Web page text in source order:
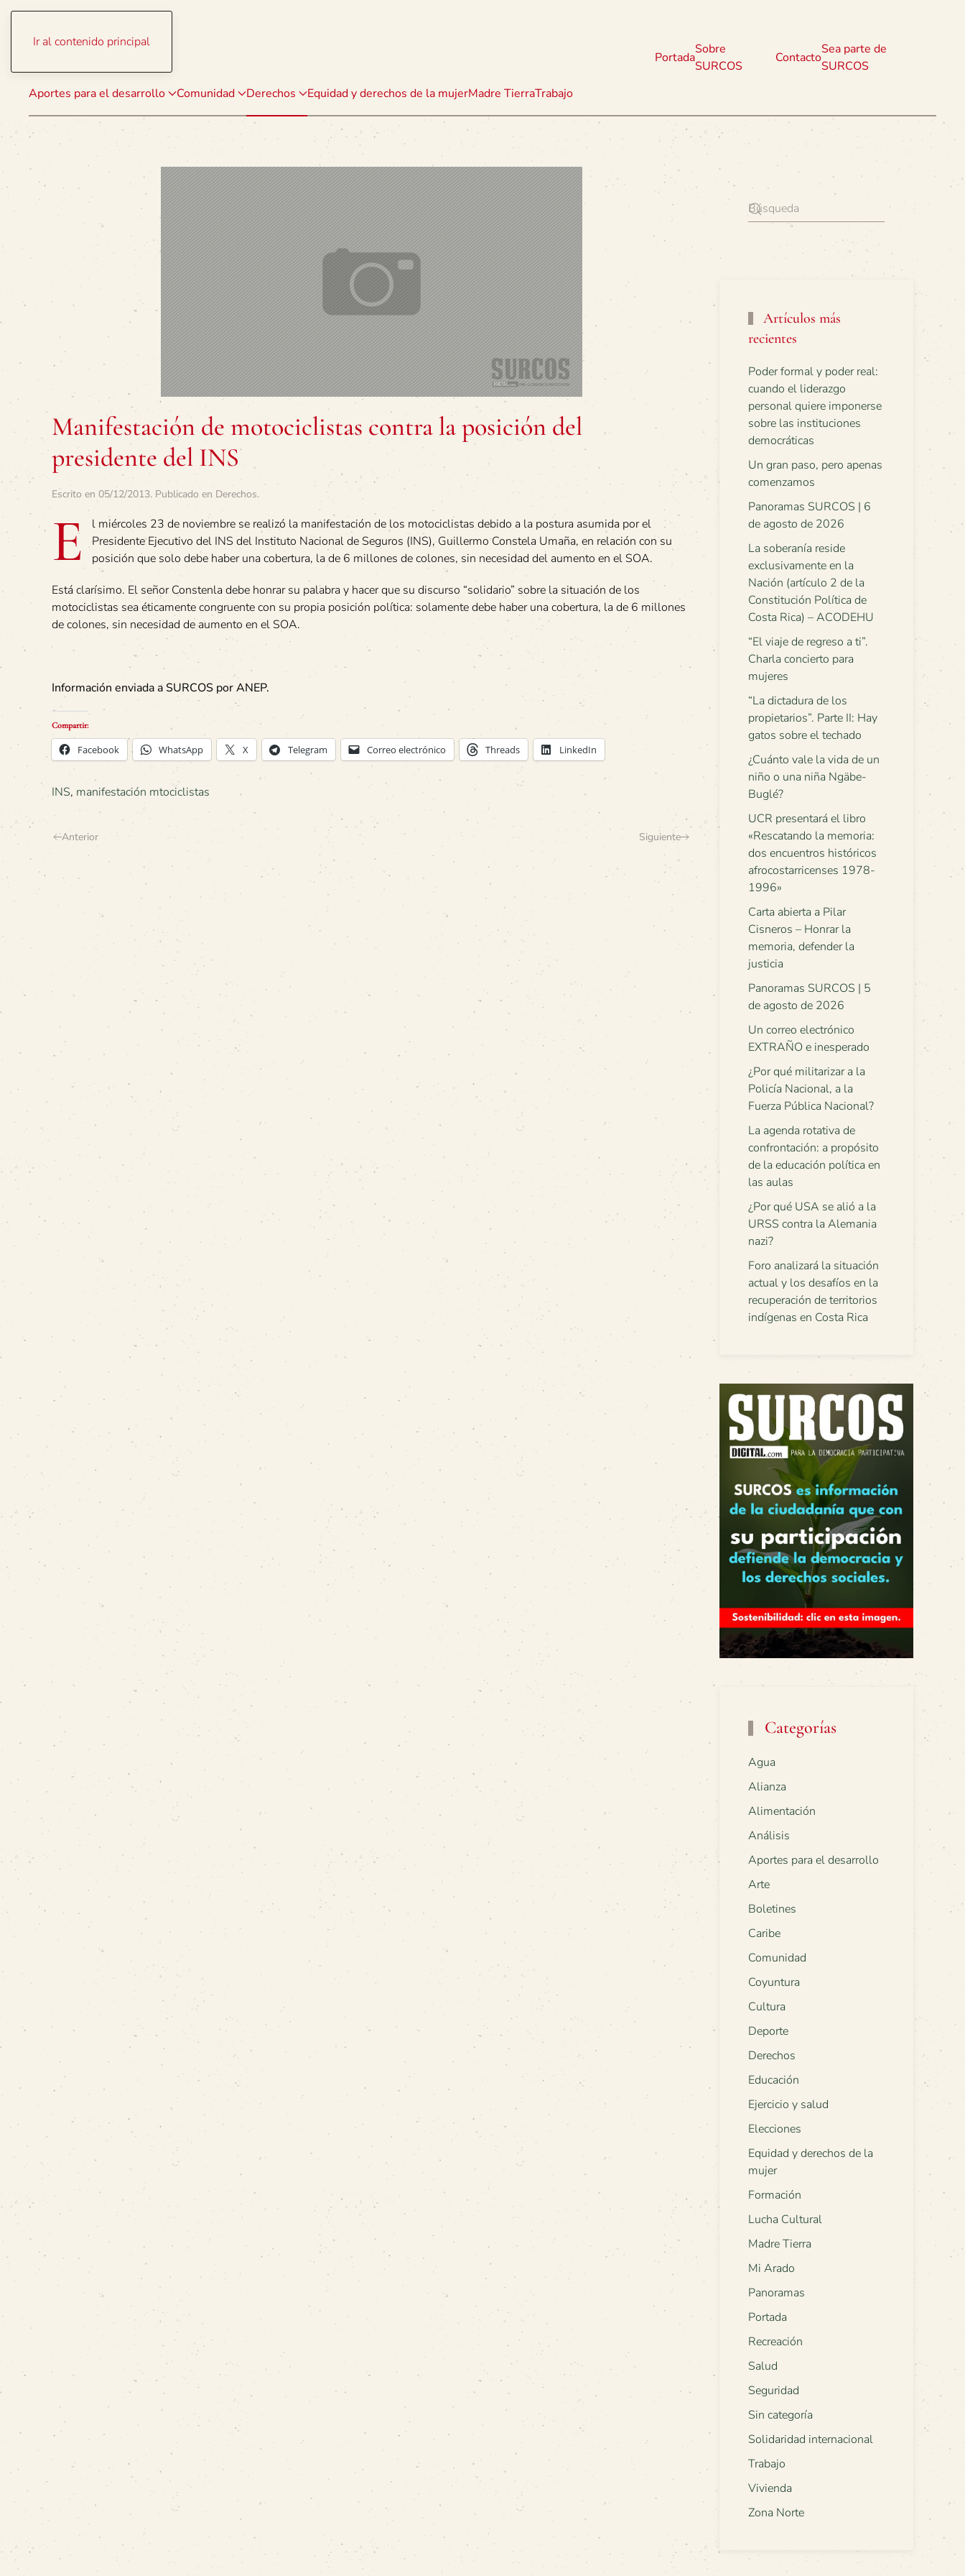
Ir al contenido principal
Aportes para el desarrollo Comunidad Derechos Equidad y derechos de la mujerMadre TierraTrabajo
Portada
Sobre
SURCOS
Contacto
Sea parte de
SURCOS
Manifestación de motociclistas contra la posición del
presidente del INS
Escrito en 05/12/2013. Publicado en Derechos.
E
l miércoles 23 de noviembre se realizó la manifestación de los motociclistas debido a la postura asumida por el
Presidente Ejecutivo del INS del Instituto Nacional de Seguros (INS), Guillermo Constela Umaña, en relación con su
posición que solo debe haber una cobertura, la de 6 millones de colones, sin necesidad del aumento en el SOA.
Está clarísimo. El señor Constenla debe honrar su palabra y hacer que su discurso “solidario” sobre la situación de los
motociclistas sea éticamente congruente con su propia posición política: solamente debe haber una cobertura, la de 6 millones
de colones, sin necesidad de aumento en el SOA.
Información enviada a SURCOS por ANEP.
Compartir:
Facebook WhatsApp X Telegram Correo electrónico Threads LinkedIn
INS, manifestación mtociclistas
Anterior Siguiente
Artículos más
recientes
Poder formal y poder real:
cuando el liderazgo
personal quiere imponerse
sobre las instituciones
democráticas
Un gran paso, pero apenas
comenzamos
Panoramas SURCOS | 6
de agosto de 2026
La soberanía reside
exclusivamente en la
Nación (artículo 2 de la
Constitución Política de
Costa Rica) – ACODEHU
“El viaje de regreso a ti”.
Charla concierto para
mujeres
“La dictadura de los
propietarios”. Parte II: Hay
gatos sobre el techado
¿Cuánto vale la vida de un
niño o una niña Ngäbe-
Buglé?
UCR presentará el libro
«Rescatando la memoria:
dos encuentros históricos
afrocostarricenses 1978-
1996»
Carta abierta a Pilar
Cisneros – Honrar la
memoria, defender la
justicia
Panoramas SURCOS | 5
de agosto de 2026
Un correo electrónico
EXTRAÑO e inesperado
¿Por qué militarizar a la
Policía Nacional, a la
Fuerza Pública Nacional?
La agenda rotativa de
confrontación: a propósito
de la educación política en
las aulas
¿Por qué USA se alió a la
URSS contra la Alemania
nazi?
Foro analizará la situación
actual y los desafíos en la
recuperación de territorios
indígenas en Costa Rica
Categorías
Agua
Alianza
Alimentación
Análisis
Aportes para el desarrollo
Arte
Boletines
Caribe
Comunidad
Coyuntura
Cultura
Deporte
Derechos
Educación
Ejercicio y salud
Elecciones
Equidad y derechos de la
mujer
Formación
Lucha Cultural
Madre Tierra
Mi Arado
Panoramas
Portada
Recreación
Salud
Seguridad
Sin categoría
Solidaridad internacional
Trabajo
Vivienda
Zona Norte